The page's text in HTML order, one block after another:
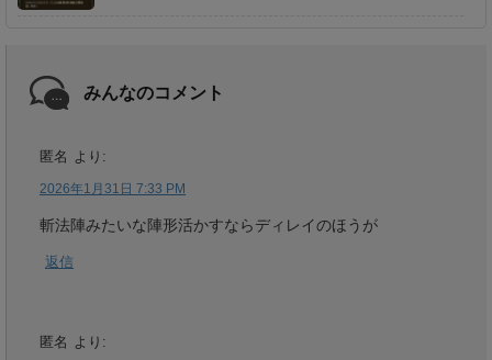
みんなのコメント
匿名 より:
2026年1月31日 7:33 PM
斬法陣みたいな陣形活かすならディレイのほうが
返信
匿名 より: